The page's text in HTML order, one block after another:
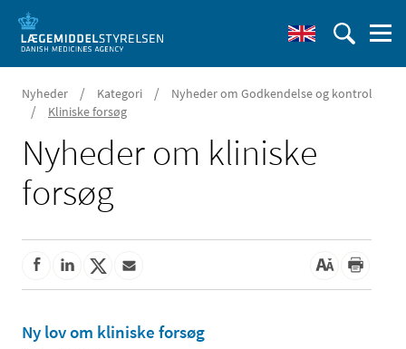
Nyheder / Kategori / Nyheder om Godkendelse og kontrol
/ Kliniske forsøg
Nyheder om kliniske
forsøg
Ny lov om kliniske forsøg